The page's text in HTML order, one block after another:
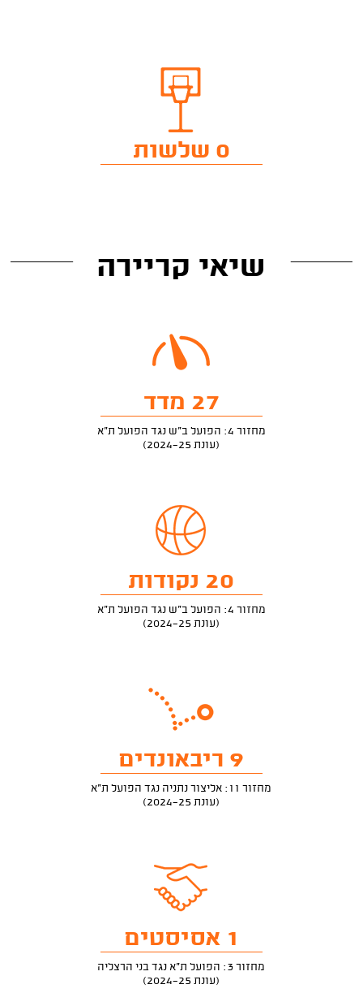
0 שלשות
שיאי קריירה
27 מדד
מחזור 4: הפועל ב"ש נגד הפועל ת"א
(עונת 2024-25)
20 נקודות
מחזור 4: הפועל ב"ש נגד הפועל ת"א
(עונת 2024-25)
9 ריבאונדים
מחזור 11: אליצור נתניה נגד הפועל ת"א
(עונת 2024-25)
1 אסיסטים
מחזור 3: הפועל ת"א נגד בני הרצליה
(עונת 2024-25)